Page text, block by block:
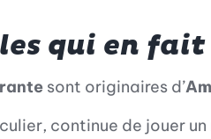
qui en fait
sont originaires d’
continue de jouer